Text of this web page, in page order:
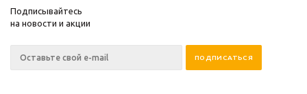
Подписывайтесь
на новости и акции